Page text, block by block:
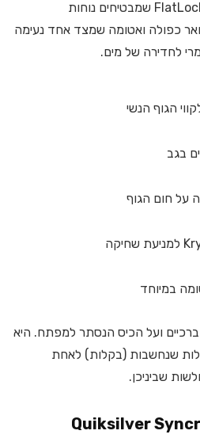
כמו אזורי FluidFlex ותפרי FlatLock שמבטיחים נוחות
כפולה ואטומה שמצד אחד נעימה
לחדירה של מים.
הגוף הנשי
בגב
במיוחד
ועל הכיס הנסתר למפתח. היא
שנחשבות (בקלות) לאחת
שביניכן.
Quiksilver